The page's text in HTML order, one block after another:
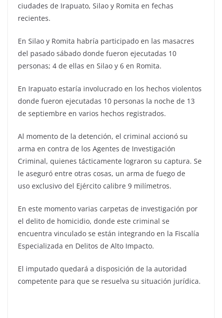
ciudades de Irapuato, Silao y Romita en fechas
recientes.
En Silao y Romita habría participado en las masacres
del pasado sábado donde fueron ejecutadas 10
personas; 4 de ellas en Silao y 6 en Romita.
En Irapuato estaría involucrado en los hechos violentos
donde fueron ejecutadas 10 personas la noche de 13
de septiembre en varios hechos registrados.
Al momento de la detención, el criminal accionó su
arma en contra de los Agentes de Investigación
Criminal, quienes tácticamente lograron su captura. Se
le aseguró entre otras cosas, un arma de fuego de
uso exclusivo del Ejército calibre 9 milímetros.
En este momento varias carpetas de investigación por
el delito de homicidio, donde este criminal se
encuentra vinculado se están integrando en la Fiscalía
Especializada en Delitos de Alto Impacto.
El imputado quedará a disposición de la autoridad
competente para que se resuelva su situación jurídica.